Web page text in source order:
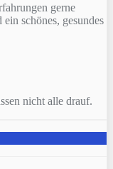
gerne
schönes, gesundes
nicht alle drauf.